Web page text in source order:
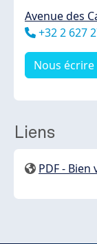
Avenue des
Téléphone
+32 2 627
Nous écrire
Liens
PDF -